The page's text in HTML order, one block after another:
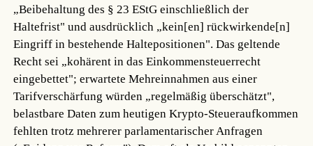
„Beibehaltung des § 23 EStG einschließlich der
Haltefrist" und ausdrücklich „kein[en] rückwirkende[n]
Eingriff in bestehende Haltepositionen". Das geltende
Recht sei „kohärent in das Einkommensteuerrecht
eingebettet"; erwartete Mehreinnahmen aus einer
Tarifverschärfung würden „regelmäßig überschätzt",
belastbare Daten zum heutigen Krypto-Steueraufkommen
fehlten trotz mehrerer parlamentarischer Anfragen